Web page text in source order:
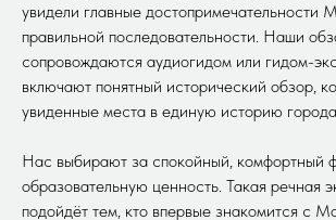
увидели главные достопримечательности
правильной последовательности. Наши
сопровождаются аудиогидом или гидом-
включают понятный исторический обзор,
увиденные места в единую историю
Нас выбирают за спокойный, комфортный
образовательную ценность. Такая речная
подойдёт тем, кто впервые знакомится с